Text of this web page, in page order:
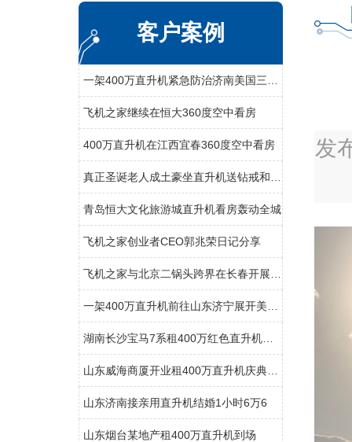
客户案例
飞机之家继续在恒大360度空中看房
400万直升机在江西宜春360度空中看房
青岛恒大文化旅游城直升机看房轰动全城
飞机之家创业者CEO郭兆荣日记分享
山东济南接亲用直升机结婚1小时6万6
山东烟台某地产租400万直升机到场
发